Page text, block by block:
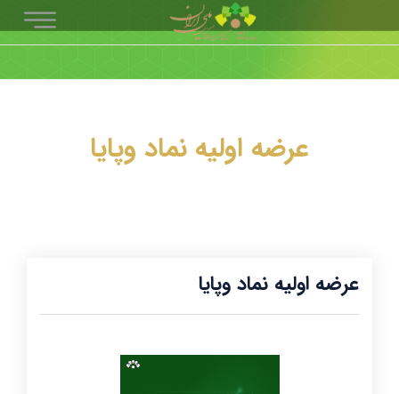
عرضه اولیه نماد وپایا
عرضه اولیه نماد وپایا